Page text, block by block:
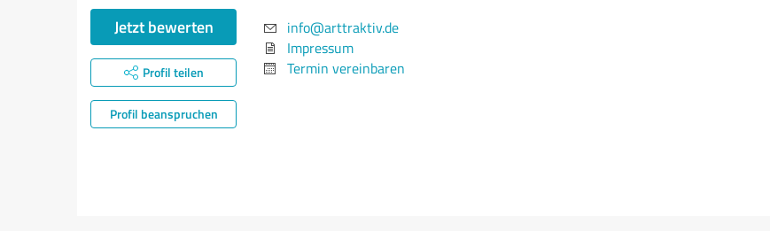
Jetzt bewerten
Profil teilen
Profil beanspruchen
info@arttraktiv.de
Impressum
Termin vereinbaren